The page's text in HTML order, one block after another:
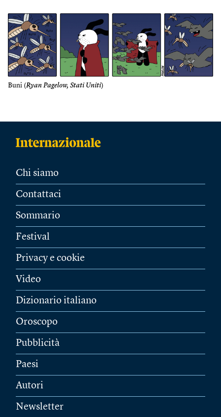
Buni (Ryan Pagelow, Stati Uniti)
Chi siamo
Contattaci
Sommario
Festival
Privacy e cookie
Video
Dizionario italiano
Oroscopo
Pubblicità
Paesi
Autori
Newsletter